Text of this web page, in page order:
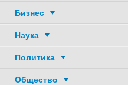
Бизнес
Наука
Политика
Общество